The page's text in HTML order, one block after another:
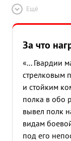
Ещё
За что
«... Гвардии
стрелковым
и стойким
полка в обо
вывел полк
видам
под его